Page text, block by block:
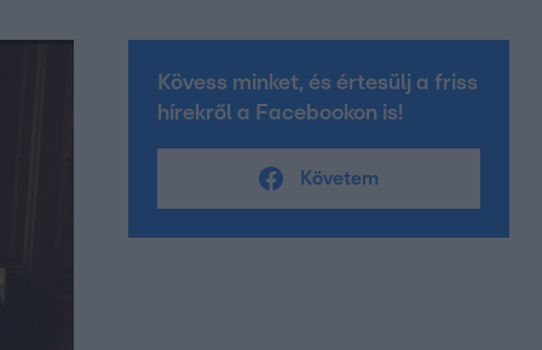
Kövess minket, és értesülj a friss
hírekről a Facebookon is!
Követem